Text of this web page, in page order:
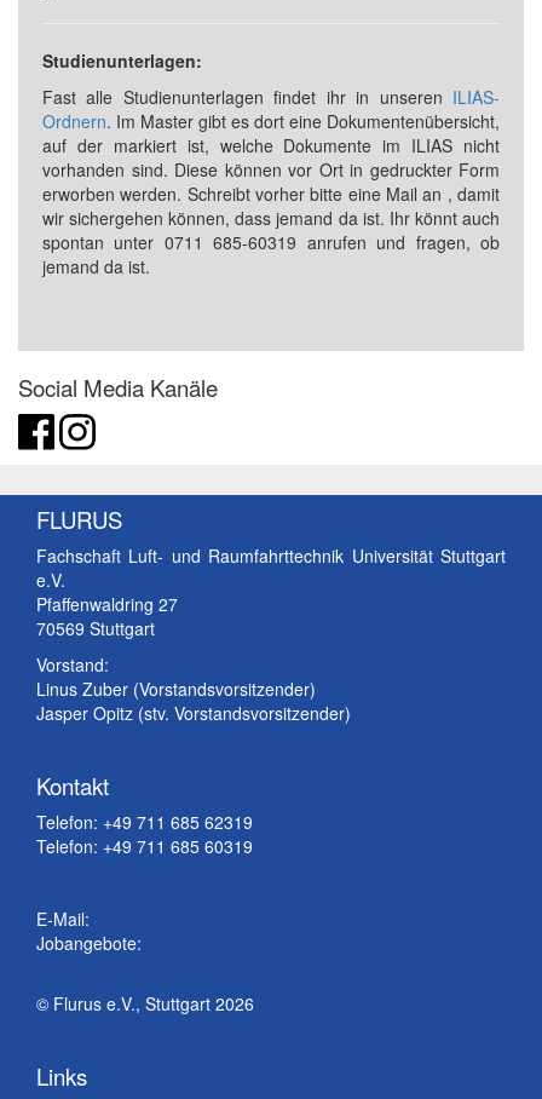
Studienunterlagen:
Fast alle Studienunterlagen findet ihr in unseren ILIAS-
Ordnern. Im Master gibt es dort eine Dokumentenübersicht,
auf der markiert ist, welche Dokumente im ILIAS nicht
vorhanden sind. Diese können vor Ort in gedruckter Form
erworben werden. Schreibt vorher bitte eine Mail an , damit
wir sichergehen können, dass jemand da ist. Ihr könnt auch
spontan unter 0711 685-60319 anrufen und fragen, ob
jemand da ist.
Social Media Kanäle
FLURUS
Fachschaft Luft- und Raumfahrttechnik Universität Stuttgart
e.V.
Pfaffenwaldring 27
70569 Stuttgart
Vorstand:
Linus Zuber (Vorstandsvorsitzender)
Jasper Opitz (stv. Vorstandsvorsitzender)
Kontakt
Telefon: +49 711 685 62319
Telefon: +49 711 685 60319
E-Mail:
Jobangebote:
© Flurus e.V., Stuttgart 2026
Links